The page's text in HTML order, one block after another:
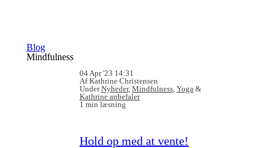
Blog
Mindfulness
04 Apr '23 14:31
Af Kathrine Christensen
UnderNyheder, Mindfulness, Yoga &
Kathrine anbefaler
1 min læsning
Hold op med at vente!